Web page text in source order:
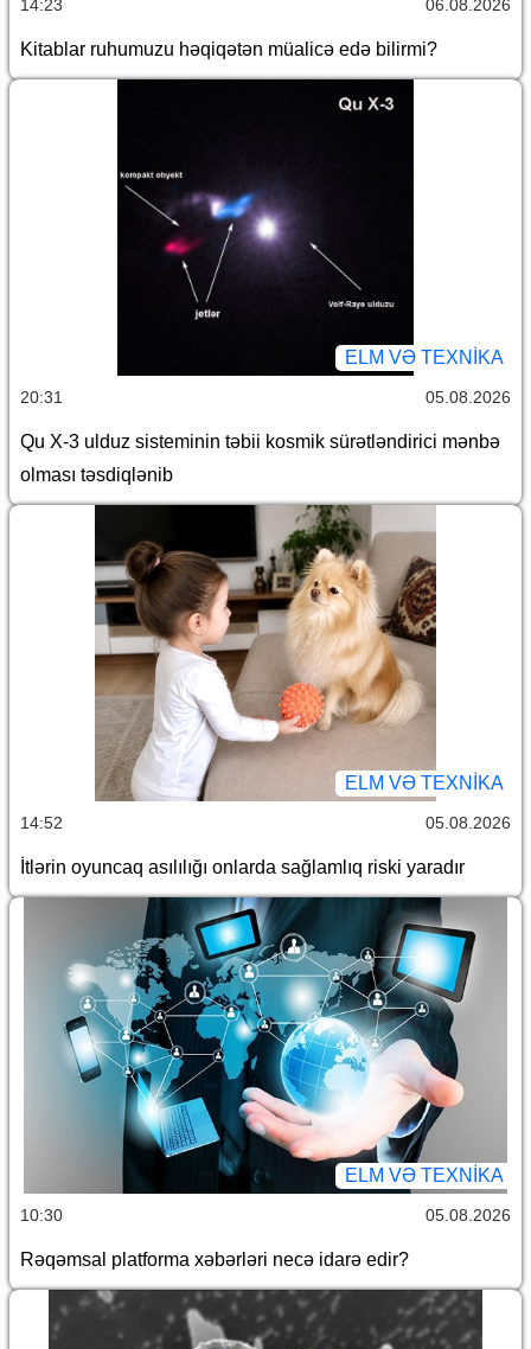
14:23 06.08.2026
Kitablar ruhumuzu həqiqətən müalicə edə bilirmi?
ELM VƏ TEXNIKA
20:31 05.08.2026
Qu X-3 ulduz sisteminin təbii kosmik sürətləndirici mənbə
olması təsdiqlənib
ELM VƏ TEXNIKA
14:52 05.08.2026
İtlərin oyuncaq asılılığı onlarda sağlamlıq riski yaradır
ELM VƏ TEXNIKA
10:30 05.08.2026
Rəqəmsal platforma xəbərləri necə idarə edir?